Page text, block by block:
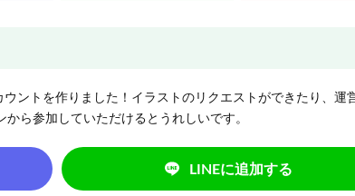
ントを作りました！イラストのリクエストができたり、運
ら参加していただけるとうれしいです。
LINEに追加する